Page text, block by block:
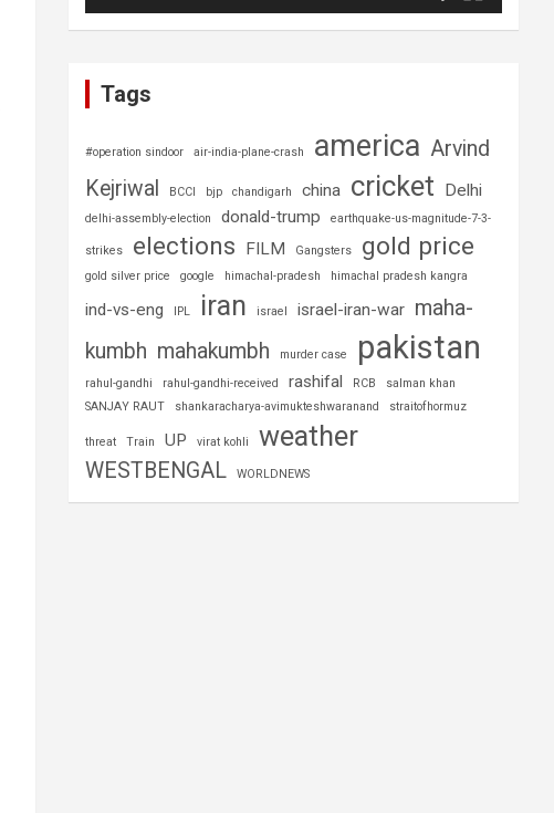
Tags
#operation sindoor air-india-plane-crash america Arvind
Kejriwal
BCCI bjp chandigarh china cricket Delhi
delhi-assembly-election donald-trump earthquake-us-magnitude-7-3-
strikes elections FILM Gangsters gold price
gold silver price google himachal-pradesh himachal pradesh kangra
ind-vs-eng IPL iran israel israel-iran-war maha-
kumbh mahakumbh murder case pakistan
rahul-gandhi rahul-gandhi-received rashifal RCB
salman khan
SANJAY RAUT
shankaracharya-avimukteshwaranand straitofhormuz
threat Train UP virat kohli weather
WESTBENGAL WORLDNEWS